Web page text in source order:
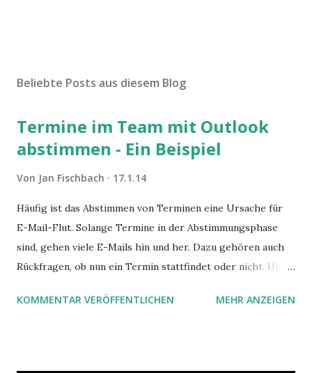
Beliebte Posts aus diesem Blog
Termine im Team mit Outlook
abstimmen - Ein Beispiel
Von Jan Fischbach 17.1.14
Häufig ist das Abstimmen von Terminen eine Ursache für
E-Mail-Flut. Solange Termine in der Abstimmungsphase
sind, gehen viele E-Mails hin und her. Dazu gehören auch
Rückfragen, ob nun ein Termin stattfindet oder nicht. Hier
Hilfe von Outlook.
KOMMENTAR VERÖFFENTLICHEN MEHR ANZEIGEN